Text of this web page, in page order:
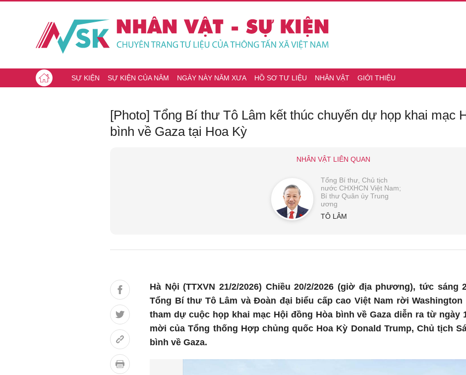
SỰ KIỆN SỰ KIỆN CỦA NĂM NGÀY NÀY NĂM XƯA HỒ SƠ TƯ LIỆU NHÂN VẬT GIỚI THIỆU
[Photo] Tổng Bí thư Tô Lâm kết thúc chuyến dự họp khai mạc
bình về Gaza tại Hoa Kỳ
NHÂN VẬT LIÊN QUAN
Tổng Bí thư, Chủ tịch
nước CHXHCN Việt Nam;
Bí thư Quân ủy Trung
ương
TÔ LÂM
Hà Nội (TTXVN 21/2/2026) Chiều 20/2/2026 (giờ địa phương), tức sáng
Tổng Bí thư Tô Lâm và Đoàn đại biểu cấp cao Việt Nam rời Washington
tham dự cuộc họp khai mạc Hội đồng Hòa bình về Gaza diễn ra từ ngày
mời của Tổng thống Hợp chủng quốc Hoa Kỳ Donald Trump, Chủ tịch
bình về Gaza.